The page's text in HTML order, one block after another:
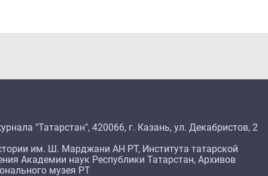
"Татарстан", 420066, г. Казань, ул. Декабристов, 2
им. Ш. Марджани АН РТ, Института татарской
Академии наук Республики Татарстан, Архивов
музея РТ